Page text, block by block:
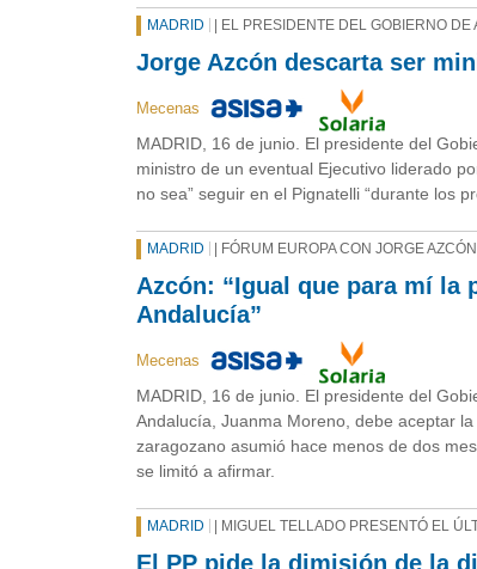
MADRID | EL PRESIDENTE DEL GOBIERNO
Jorge Azcón descarta ser
Mecenas
MADRID, 16 de junio. El presidente del
ministro de un eventual Ejecutivo liderado
no sea” seguir en el Pignatelli “durante los
MADRID | FÓRUM EUROPA CON JORGE AZCÓN
Azcón: “Igual que para mí la
Andalucía”
Mecenas
MADRID, 16 de junio. El presidente del
Andalucía, Juanma Moreno, debe aceptar
zaragozano asumió hace menos de dos
se limitó a afirmar.
MADRID | MIGUEL TELLADO PRESENTÓ EL
El PP pide la dimisión de la